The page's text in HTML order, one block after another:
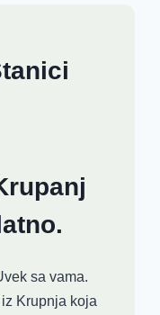
sa vama.
Krupnja koja